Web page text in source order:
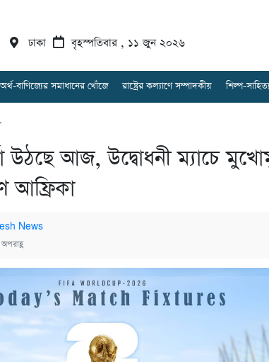
ঢাকা বৃহস্পতিবার , ১১ জুন ২০২৬
অর্থ-বাণিজ্যের সমাধানের খোঁজে রাষ্ট্রের কল্যাণে সম্পাদকীয় শিল্প-
উঠছে আজ, উদ্বোধনী ম্যাচে
আফ্রিকা
News